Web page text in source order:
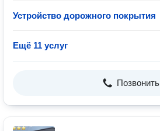
Устройство дорожного покрытия
Ещё 11 услуг
Позвонить